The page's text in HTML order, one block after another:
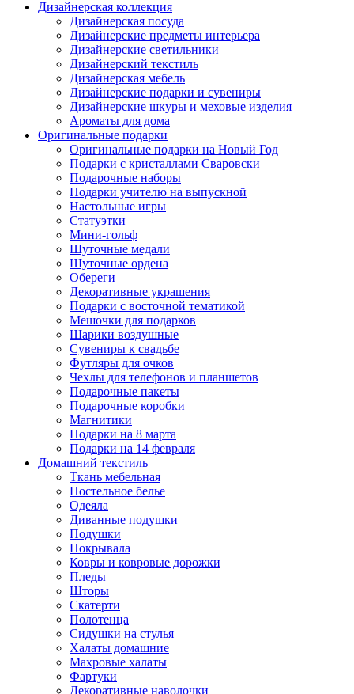
Дизайнерская коллекция
Дизайнерская посуда
Дизайнерские предметы интерьера
Дизайнерские светильники
Дизайнерский текстиль
Дизайнерская мебель
Дизайнерские подарки и сувениры
Дизайнерские шкуры и меховые изделия
Ароматы для дома
Оригинальные подарки
Оригинальные подарки на Новый Год
Подарки с кристаллами Сваровски
Подарочные наборы
Подарки учителю на выпускной
Настольные игры
Статуэтки
Мини-гольф
Шуточные медали
Шуточные ордена
Обереги
Декоративные украшения
Подарки с восточной тематикой
Мешочки для подарков
Шарики воздушные
Сувениры к свадьбе
Футляры для очков
Чехлы для телефонов и планшетов
Подарочные пакеты
Подарочные коробки
Магнитики
Подарки на 8 марта
Подарки на 14 февраля
Домашний текстиль
Ткань мебельная
Постельное белье
Одеяла
Диванные подушки
Подушки
Покрывала
Ковры и ковровые дорожки
Пледы
Шторы
Скатерти
Полотенца
Сидушки на стулья
Халаты домашние
Махровые халаты
Фартуки
Декоративные наволочки